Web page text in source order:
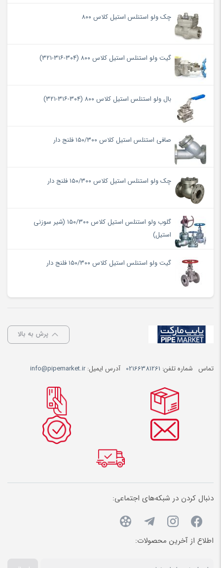
چک ولو استنلس استیل کلاس ۸۰۰
گیت ولو استنلس استیل کلاس ۸۰۰ (۳۰۴-۳۱۶-۳۲۱)
بال ولو استنلس استیل کلاس ۸۰۰ (۳۰۴-۳۱۶-۳۲۱)
صافی استنلس استیل کلاس ۱۵۰/۳۰۰ فلنج دار
چک ولو استنلس استیل کلاس ۱۵۰/۳۰۰ فلنج دار
گلوب ولو استنلس استیل کلاس ۱۵۰/۳۰۰ (شیر سوزنی
استیل)
گیت ولو استنلس استیل کلاس ۱۵۰/۳۰۰ فلنج دار
پرش به بالا
تماس شماره تلفن: 02166381261 آدرس ایمیل:info@pipemarket.ir
دنبال کردن در شبکه‌های اجتماعی:
اطلاع از آخرین محصولات: